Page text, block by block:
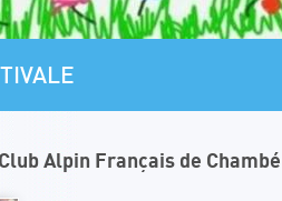
les Aiguilles Rouges -
Club Alpin Français de